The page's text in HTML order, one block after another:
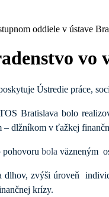
oddiele v ústave
vo
Ústredie práce,
Bratislava bolo
– dlžníkom v ťažkej
pohovoru bola väzneným
zvýši úroveň
krízy.